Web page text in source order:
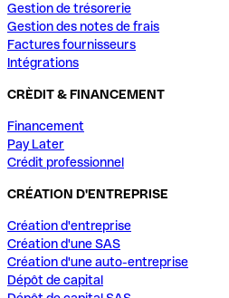
Gestion de trésorerie
Gestion des notes de frais
Factures fournisseurs
Intégrations
CRÈDIT & FINANCEMENT
Financement
Pay Later
Crédit professionnel
CRÉATION D'ENTREPRISE
Création d'entreprise
Création d'une SAS
Création d'une auto-entreprise
Dépôt de capital